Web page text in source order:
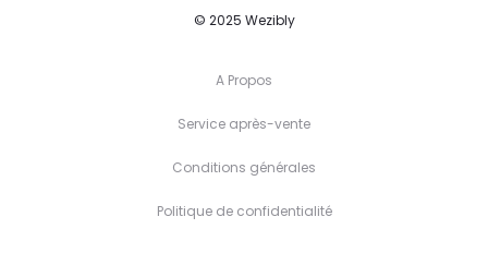
© 2025 Wezibly
A Propos
Service après-vente
Conditions générales
Politique de confidentialité